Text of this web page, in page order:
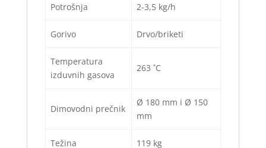
Potrošnja 2-3,5 kg/h
Gorivo Drvo/briketi
Temperatura
izduvnih gasova
263 ˚C
Dimovodni prečnik
Ø 180 mm i Ø 150
mm
Težina 119 kg